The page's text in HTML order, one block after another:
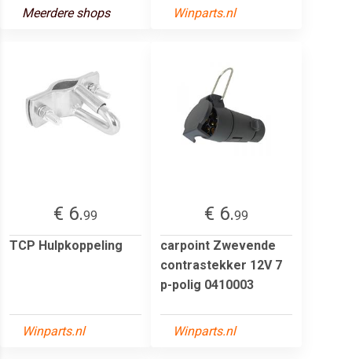
Meerdere shops Winparts.nl
€ 6.99
TCP Hulpkoppeling
Winparts.nl
€ 6.99
carpoint Zwevende
contrastekker 12V 7
p-polig 0410003
Winparts.nl